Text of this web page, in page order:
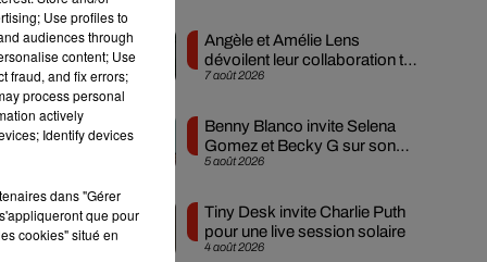
la
si
7 août 2026
Angèle et Amélie Lens
dévoilent leur collaboration tant
attendue
5 août 2026
Benny Blanco invite Selena
Gomez et Becky G sur son
nouveau single
4 août 2026
Tiny Desk invite Charlie Puth
pour une live session solaire
Use profiles to
audiences through
content; Use
fraud, and fix errors;
process personal
actively
Identify devices
dans "Gérer
que pour
cookies" situé en